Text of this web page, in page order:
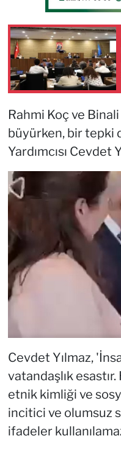
Rahmi Koç ve Binali
büyürken, bir tepki
Yardımcısı Cevdet
Cevdet Yılmaz,
vatandaşlık
etnik kimliği ve
incitici ve olumsuz
ifadeler